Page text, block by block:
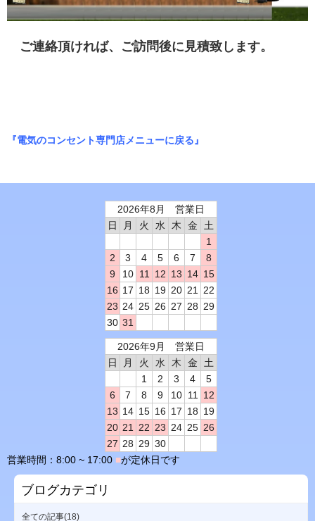
ご連絡頂ければ、ご訪問後に見積致します。
『電気のコンセント専門店メニューに戻る』
2026年8月 営業日
日
月 火 水 木 金
土
1
2
3 4 5 6 7
8
9
10 11 12 13 14 15
16 17 18 19 20 21
22
23 24 25 26 27 28 29
30 31
2026年9月 営業日
日
月 火 水 木 金
土
1
2 3 4
5
6
7 8 9 10 11
12
13 14 15 16 17 18 19
20 21 22 23 24 25 26
27 28 29 30
営業時間：8:00 ~ 17:00 ■が定休日です
ブログカテゴリ
全ての記事(18)